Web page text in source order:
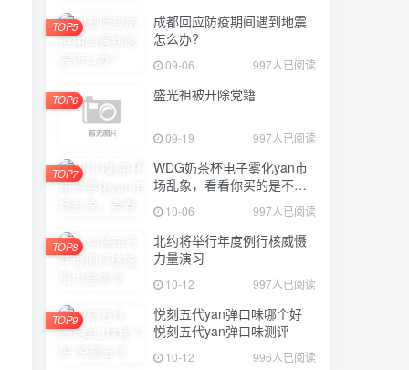
成都回应防疫期间遇到地震
怎么办?
09-06 997人已阅读
TOP5
盛光祖被开除党籍
09-19 997人已阅读
TOP6
WDG奶茶杯电子雾化yan市
场乱象，看看你买的是不是
正品？
10-06 997人已阅读
TOP7
北约将举行年度例行核威慑
力量演习
10-12 997人已阅读
TOP8
悦刻五代yan弹口味哪个好
悦刻五代yan弹口味测评
10-12 996人已阅读
TOP9